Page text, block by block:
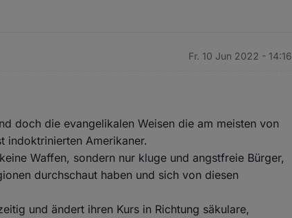
Fr. 10 Jun 2022 - 14:16
doch die evangelikalen Weisen die am meisten von
indoktrinierten Amerikaner.
Waffen, sondern nur kluge und angstfreie Bürger,
durchschaut haben und sich von diesen
und ändert ihren Kurs in Richtung säkulare,